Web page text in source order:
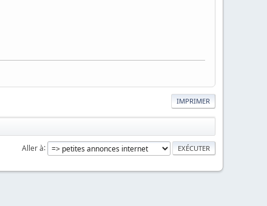
IMPRIMER
Aller à